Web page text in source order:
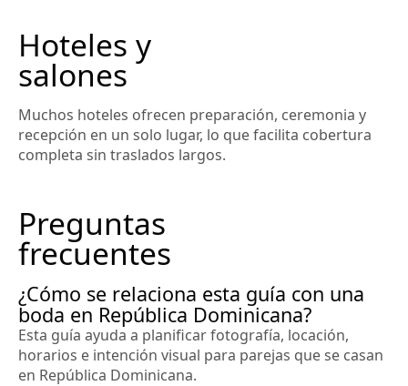
Hoteles y
salones
Muchos hoteles ofrecen preparación, ceremonia y
recepción en un solo lugar, lo que facilita cobertura
completa sin traslados largos.
Preguntas
frecuentes
¿Cómo se relaciona esta guía con una
boda en República Dominicana?
Esta guía ayuda a planificar fotografía, locación,
horarios e intención visual para parejas que se casan
en República Dominicana.